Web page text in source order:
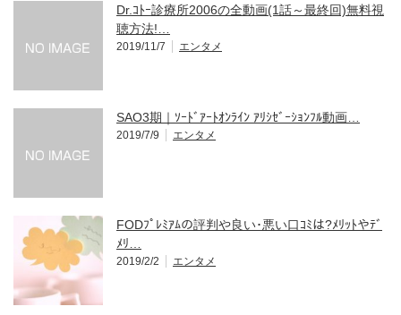
Dr.ｺﾄｰ診療所2006の全動画(1話～最終回)無料視
聴方法!…
2019/11/7 エンタメ
SAO3期｜ｿｰﾄﾞｱｰﾄｵﾝﾗｲﾝ ｱﾘｼｾﾞｰｼｮﾝﾌﾙ動画…
2019/7/9 エンタメ
FODﾌﾟﾚﾐｱﾑの評判や良い･悪い口ｺﾐは?ﾒﾘｯﾄやﾃﾞ
ﾒﾘ…
2019/2/2 エンタメ